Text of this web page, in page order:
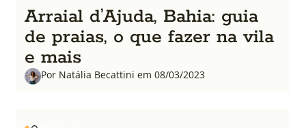
Arraial d’Ajuda, Bahia: guia
de praias, o que fazer na vila
e mais
Por Natália Becattini em 08/03/2023